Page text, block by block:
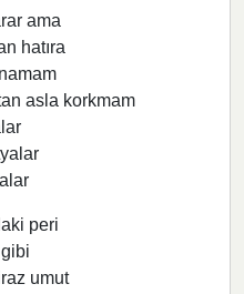
ama
hatıra
asla korkmam
peri
umut